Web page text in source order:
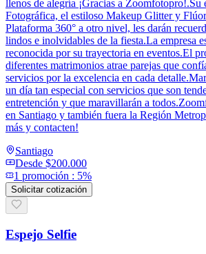
llenos de alegría ¡Gracias a Zoomfotopro!.Su
Fotográfica, el estiloso Makeup Glitter y
Plataforma 360° a otro nivel, les darán
lindos e inolvidables de la fiesta.La empresa
reconocida por su trayectoria en eventos.El
diferentes matrimonios atrae parejas que
servicios por la excelencia en cada
un día tan especial con servicios que son
entretención y que maravillarán a
en Santiago y también fuera la Región
más y contacten!
Santiago
Desde $200.000
1 promoción : 5%
Solicitar cotización
Espejo Selfie